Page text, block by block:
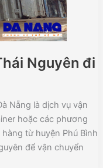
Nguyên đi
Nẵng là dịch vụ vận
hoặc các phương
từ huyện Phú Bình
để vận chuyển